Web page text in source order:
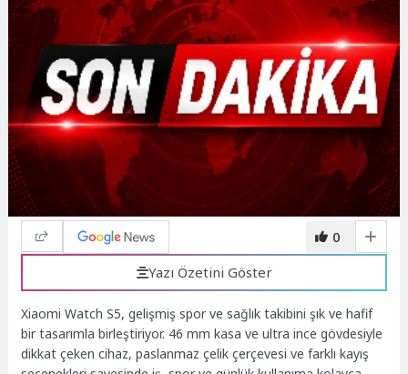
0
Yazı Özetini Göster
Xiaomi Watch S5, gelişmiş spor ve sağlık takibini şık ve hafif
bir tasarımla birleştiriyor. 46 mm kasa ve ultra ince gövdesiyle
dikkat çeken cihaz, paslanmaz çelik çerçevesi ve farklı kayış